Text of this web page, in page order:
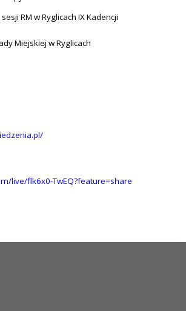
RM w Ryglicach IX Kadencji
Miejskiej w Ryglicach
live/flk6x0-TwEQ?feature=share